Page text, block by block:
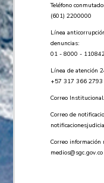
Teléfono
(601) 2200000
Línea
denuncias:
01 - 8000 -
Línea de atención
+57 ​317 366 2793
Correo Institucional:
Correo de
Correo información
medios@sgc.gov.co